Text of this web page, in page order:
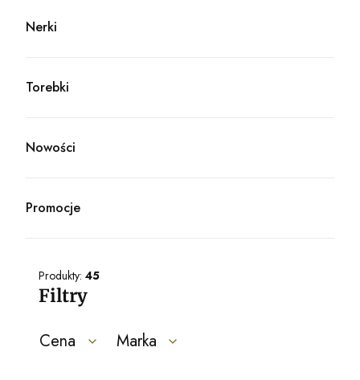
Kategoria - Nerki
Nerki
Kategoria - Torebki
Torebki
Nowości
Promocje
Produkty: 45
Filtry
Cena Marka